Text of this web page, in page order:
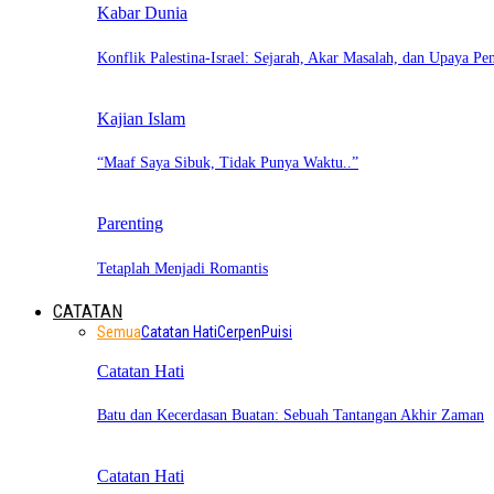
Kabar Dunia
Konflik Palestina-Israel: Sejarah, Akar Masalah, dan Upaya
Kajian Islam
“Maaf Saya Sibuk, Tidak Punya Waktu..”
Parenting
Tetaplah Menjadi Romantis
CATATAN
SemuaCatatan HatiCerpenPuisi
Catatan Hati
Batu dan Kecerdasan Buatan: Sebuah Tantangan Akhir Zaman
Catatan Hati